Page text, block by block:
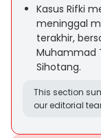
Kasus Rifki
meninggal
terakhir,
Muhammad
Sihotang.
This section
our editorial